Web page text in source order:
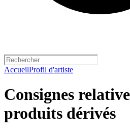
AccueilProfil d'artiste
Consignes
produits dérivés